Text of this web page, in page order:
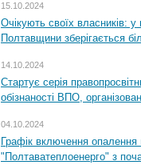
15.10.2024
Очікують своїх власників: у
Полтавщини зберігається
14.10.2024
Стартує серія
обізнаності ВПО,
04.10.2024
Графік включення
"Полтаватеплоенерго" з